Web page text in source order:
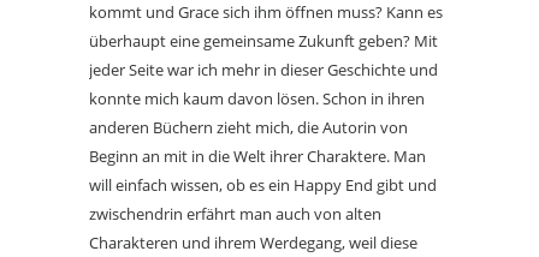
kommt und Grace sich ihm öffnen muss? Kann es
überhaupt eine gemeinsame Zukunft geben? Mit
jeder Seite war ich mehr in dieser Geschichte und
konnte mich kaum davon lösen. Schon in ihren
anderen Büchern zieht mich, die Autorin von
Beginn an mit in die Welt ihrer Charaktere. Man
will einfach wissen, ob es ein Happy End gibt und
zwischendrin erfährt man auch von alten
Charakteren und ihrem Werdegang, weil diese